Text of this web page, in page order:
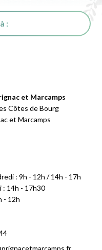
:
et Marcamps
Côtes de Bourg
et Marcamps
: 9h - 12h / 14h - 17h
: 14h - 17h30
- 12h